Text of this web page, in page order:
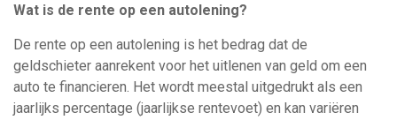
Wat is de rente op een autolening?
De rente op een autolening is het bedrag dat de
geldschieter aanrekent voor het uitlenen van geld om een
auto te financieren. Het wordt meestal uitgedrukt als een
jaarlijks percentage (jaarlijkse rentevoet) en kan variëren